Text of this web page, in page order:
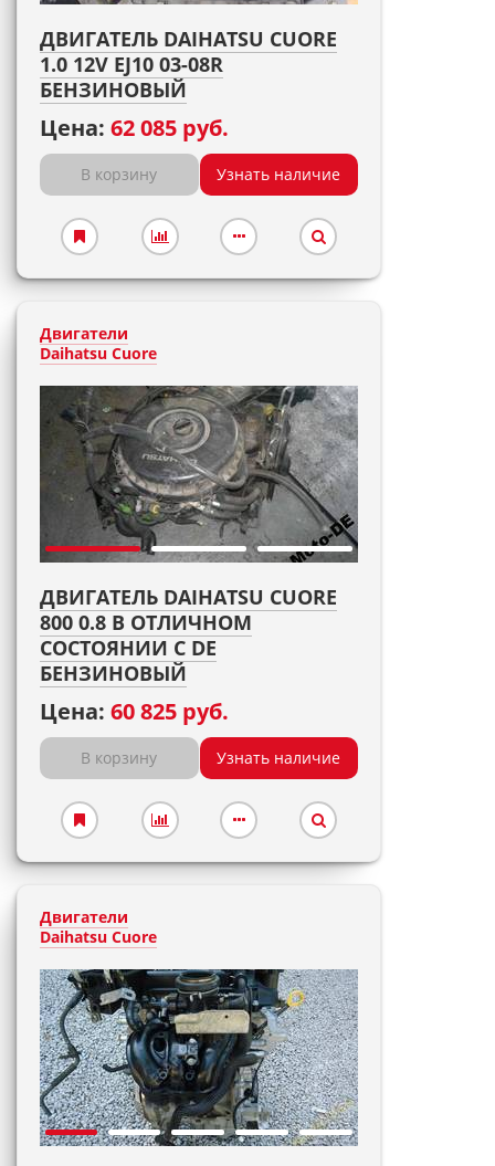
ДВИГАТЕЛЬ DAIHATSU CUORE
1.0 12V EJ10 03-08R
БЕНЗИНОВЫЙ
Цена: 62 085 руб.
В корзину Узнать наличие
Двигатели
Daihatsu Cuore
ДВИГАТЕЛЬ DAIHATSU CUORE
800 0.8 В ОТЛИЧНОМ
СОСТОЯНИИ С DE
БЕНЗИНОВЫЙ
Цена: 60 825 руб.
В корзину Узнать наличие
Двигатели
Daihatsu Cuore